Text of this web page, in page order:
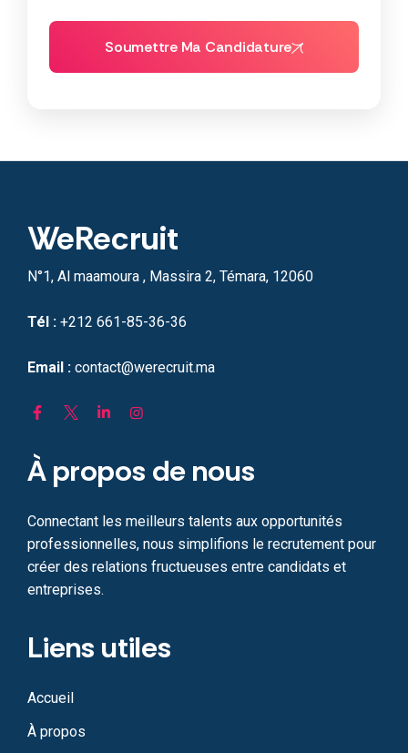
Soumettre Ma Candidature
WeRecruit
N°1, Al maamoura , Massira 2, Témara, 12060
Tél : +212 661-85-36-36
Email : contact@werecruit.ma
À propos de nous
Connectant les meilleurs talents aux opportunités
professionnelles, nous simplifions le recrutement pour
créer des relations fructueuses entre candidats et
entreprises.
Liens utiles
Accueil
À propos